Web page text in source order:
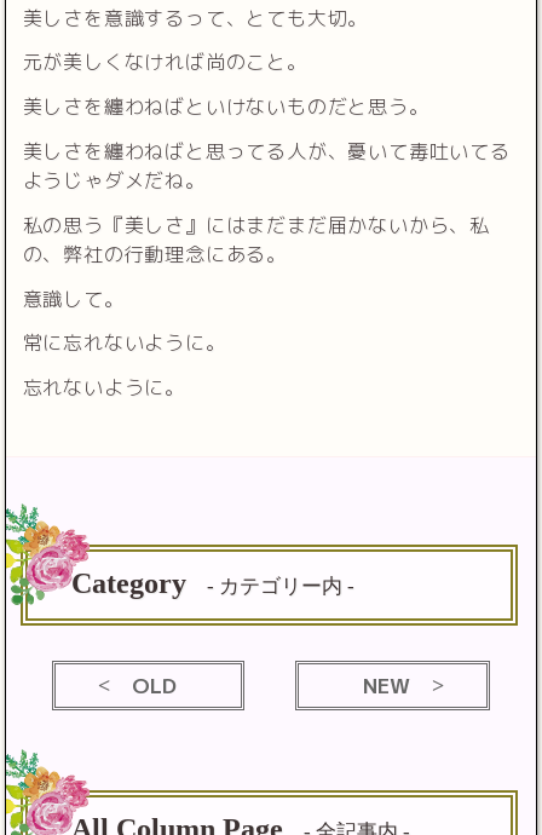
美しさを意識するって、とても大切。
元が美しくなければ尚のこと。
美しさを纏わねばといけないものだと思う。
美しさを纏わねばと思ってる人が、憂いて毒吐いてる
ようじゃダメだね。
私の思う『美しさ』にはまだまだ届かないから、私
の、弊社の行動理念にある。
意識して。
常に忘れないように。
忘れないように。
Category - カテゴリー内 -
OLD NEW